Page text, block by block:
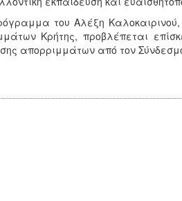
του Αλέξη
Κρήτης, προβλέπεται
απορριμμάτων από τον